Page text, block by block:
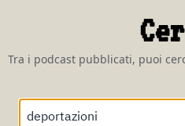
Tra i podcast pubblicati, puoi